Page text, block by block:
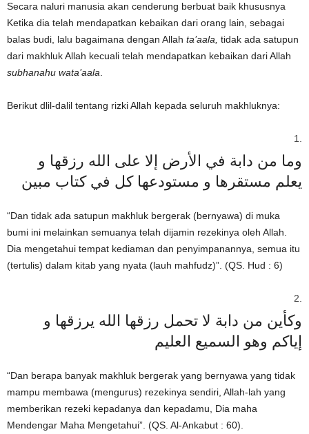
Secara naluri manusia akan cenderung berbuat baik khususnya
Ketika dia telah mendapatkan kebaikan dari orang lain, sebagai
balas budi, lalu bagaimana dengan Allah ta’aala, tidak ada satupun
dari makhluk Allah kecuali telah mendapatkan kebaikan dari Allah
subhanahu wata’aala
Berikut dlil-dalil tentang rizki Allah kepada seluruh makhluknya:
وما من دابة في الأرض إلا على الله رزقها و
يعلم مستقرها و مستودعها كل في كتاب مبين
“Dan tidak ada satupun makhluk bergerak (bernyawa) di muka
bumi ini melainkan semuanya telah dijamin rezekinya oleh Allah.
Dia mengetahui tempat kediaman dan penyimpanannya, semua itu
(tertulis) dalam kitab yang nyata (lauh mahfudz)”. (QS. Hud : 6)
وكأين من دابة لا تحمل رزقها الله يرزقها و
إياكم وهو السميع العليم
“Dan berapa banyak makhluk bergerak yang bernyawa yang tidak
mampu membawa (mengurus) rezekinya sendiri, Allah-lah yang
memberikan rezeki kepadanya dan kepadamu, Dia maha
Mendengar Maha Mengetahui”. (QS. Al-Ankabut : 60).